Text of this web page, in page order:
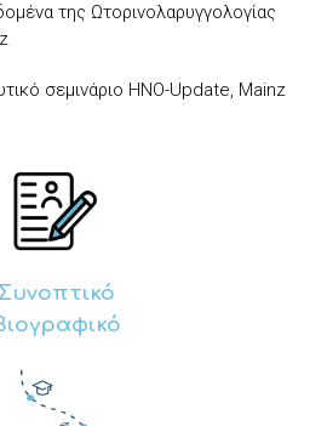
της Ωτορινολαρυγγολογίας
σεμινάριο HNO-Update, Mainz
Συνοπτικό